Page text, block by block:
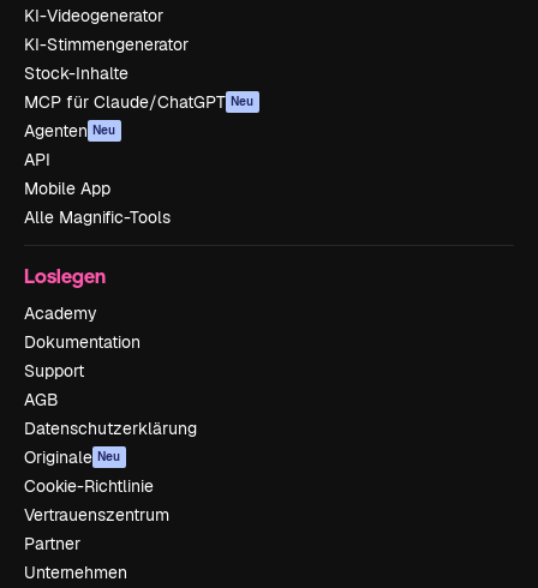
KI-Videogenerator
KI-Stimmengenerator
Stock-Inhalte
MCP für Claude/ChatGPT Neu
Agenten Neu
API
Mobile App
Alle Magnific-Tools
Loslegen
Academy
Dokumentation
Support
AGB
Datenschutzerklärung
Originale Neu
Cookie-Richtlinie
Vertrauenszentrum
Partner
Unternehmen